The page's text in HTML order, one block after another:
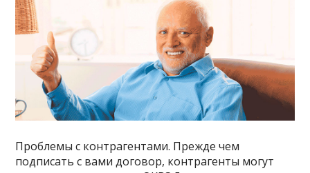
Проблемы с контрагентами. Прежде чем
подписать с вами договор, контрагенты могут